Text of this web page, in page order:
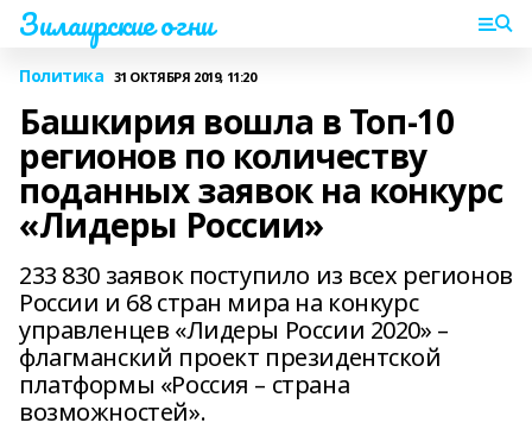
Зилаирские огни
Политика 31 ОКТЯБРЯ 2019, 11:20
Башкирия вошла в Топ-10
регионов по количеству
поданных заявок на конкурс
«Лидеры России»
233 830 заявок поступило из всех регионов
России и 68 стран мира на конкурс
управленцев «Лидеры России 2020» –
флагманский проект президентской
платформы «Россия – страна
возможностей».